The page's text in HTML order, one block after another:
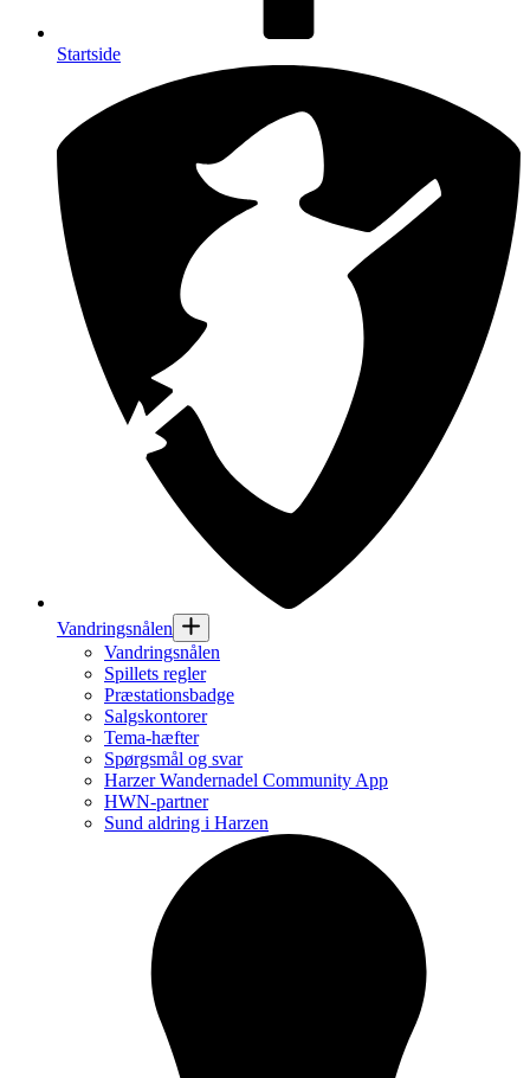
Startside
Vandringsnålen
Vandringsnålen
Spillets regler
Præstationsbadge
Salgskontorer
Tema-hæfter
Spørgsmål og svar
Harzer Wandernadel Community App
HWN-partner
Sund aldring i Harzen